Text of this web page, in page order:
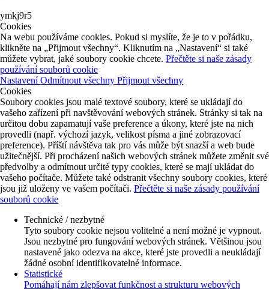
ymkj9r5
Cookies
Na webu používáme cookies. Pokud si myslíte, že je to v pořádku,
klikněte na „Přijmout všechny“. Kliknutím na „Nastavení“ si také
můžete vybrat, jaké soubory cookie chcete. Přečtěte si naše zásady
používání souborů cookie
NastaveníOdmítnout všechny Přijmout všechny
Cookies
Soubory cookies jsou malé textové soubory, které se ukládají do
vašeho zařízení při navštěvování webových stránek. Stránky si tak na
určitou dobu zapamatují vaše preference a úkony, které jste na nich
provedli (např. výchozí jazyk, velikost písma a jiné zobrazovací
preference). Příští návštěva tak pro vás může být snazší a web bude
užitečnější. Při procházení našich webových stránek můžete změnit své
předvolby a odmítnout určité typy cookies, které se mají ukládat do
vašeho počítače. Můžete také odstranit všechny soubory cookies, které
jsou již uloženy ve vašem počítači. Přečtěte si naše zásady používání
souborů cookie
Technické / nezbytné
Tyto soubory cookie nejsou volitelné a není možné je vypnout.
Jsou nezbytné pro fungování webových stránek. Většinou jsou
nastavené jako odezva na akce, které jste provedli a neukládají
žádné osobní identifikovatelné informace.
Statistické
Pomáhají nám zlepšovat funkčnost a strukturu webových